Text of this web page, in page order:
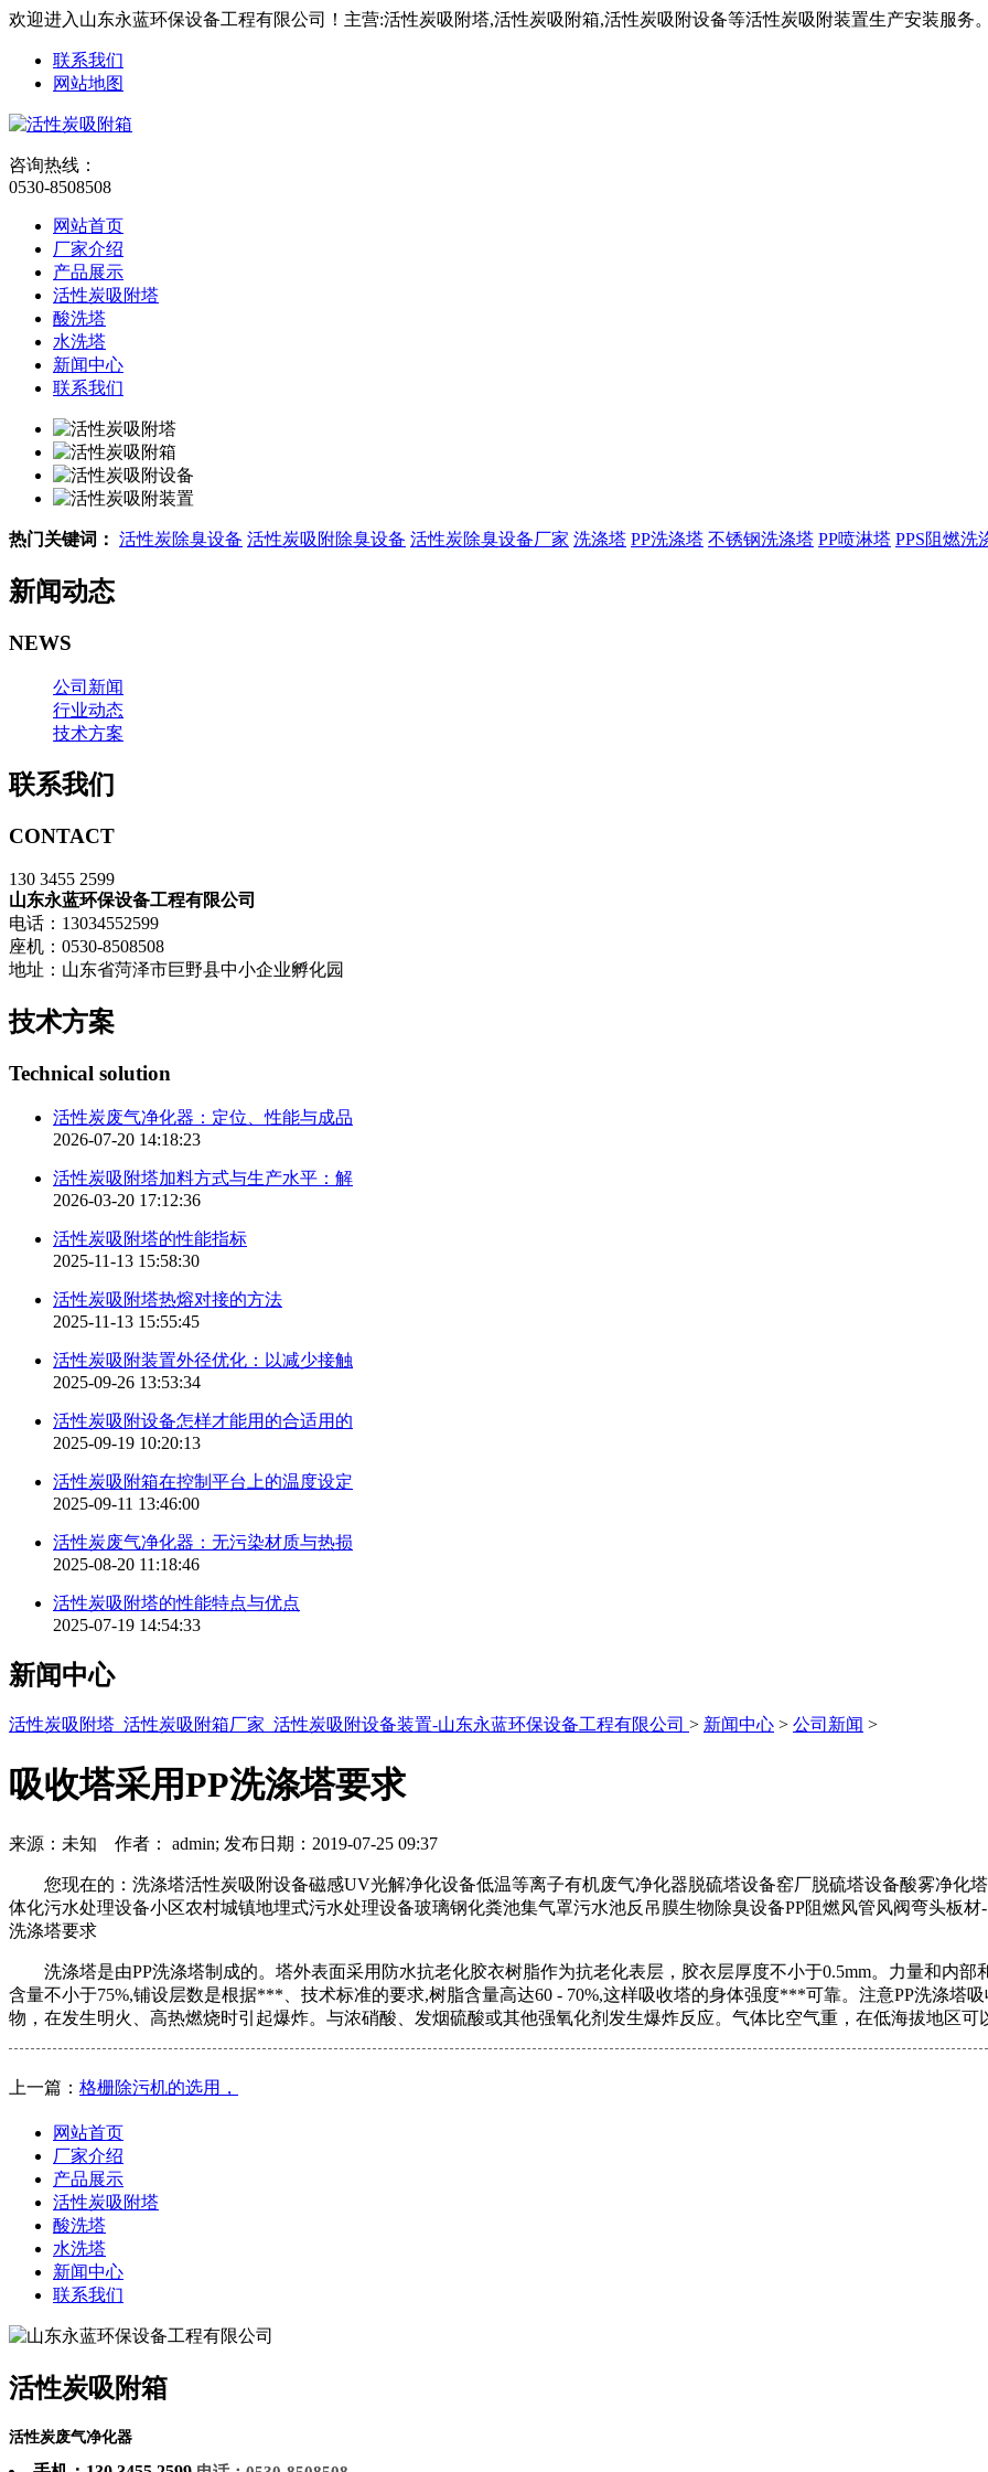
欢迎进入山东永蓝环保设备工程有限公司！主营:活性炭吸附塔,活性炭吸附箱,活性炭吸附设备等活性炭吸附装置生产安装服务
联系我们
网站地图
咨询热线：
0530-8508508
网站首页
厂家介绍
产品展示
活性炭吸附塔
酸洗塔
水洗塔
新闻中心
联系我们
热门关键词： 活性炭除臭设备 活性炭吸附除臭设备 活性炭除臭设备厂家 洗涤塔 PP洗涤塔 不锈钢洗涤塔 PP喷淋塔 PPS阻燃洗
新闻动态
NEWS
公司新闻
行业动态
技术方案
联系我们
CONTACT
130 3455 2599
山东永蓝环保设备工程有限公司
电话：13034552599
座机：0530-8508508
地址：山东省菏泽市巨野县中小企业孵化园
技术方案
Technical solution
活性炭废气净化器：定位、性能与成品
2026-07-20 14:18:23
活性炭吸附塔加料方式与生产水平：解
2026-03-20 17:12:36
活性炭吸附塔的性能指标
2025-11-13 15:58:30
活性炭吸附塔热熔对接的方法
2025-11-13 15:55:45
活性炭吸附装置外径优化：以减少接触
2025-09-26 13:53:34
活性炭吸附设备怎样才能用的合适用的
2025-09-19 10:20:13
活性炭吸附箱在控制平台上的温度设定
2025-09-11 13:46:00
活性炭废气净化器：无污染材质与热损
2025-08-20 11:18:46
活性炭吸附塔的性能特点与优点
2025-07-19 14:54:33
新闻中心
活性炭吸附塔_活性炭吸附箱厂家_活性炭吸附设备装置-山东永蓝环保设备工程有限公司 > 新闻中心 > 公司新闻 >
吸收塔采用PP洗涤塔要求
来源：未知 作者： admin; 发布日期：2019-07-25 09:37
您现在的：洗涤塔活性炭吸附设备磁感UV光解净化设备低温等离子有机废气净化器脱硫塔设备窑厂脱硫塔设备酸雾净化
体化污水处理设备小区农村城镇地埋式污水处理设备玻璃钢化粪池集气罩污水池反吊膜生物除臭设备PP阻燃风管风阀弯头板
洗涤塔要求
洗涤塔是由PP洗涤塔制成的。塔外表面采用防水抗老化胶衣树脂作为抗老化表层，胶衣层厚度不小于0.5mm。力量和内部
含量不小于75%,铺设层数是根据***、技术标准的要求,树脂含量高达60 - 70%,这样吸收塔的身体强度***可靠。注意PP洗涤塔
物，在发生明火、高热燃烧时引起爆炸。与浓硝酸、发烟硫酸或其他强氧化剂发生爆炸反应。气体比空气重，在低海拔地区
上一篇： 格栅除污机的选用，
网站首页
厂家介绍
产品展示
活性炭吸附塔
酸洗塔
水洗塔
新闻中心
联系我们
活性炭吸附箱
活性炭废气净化器